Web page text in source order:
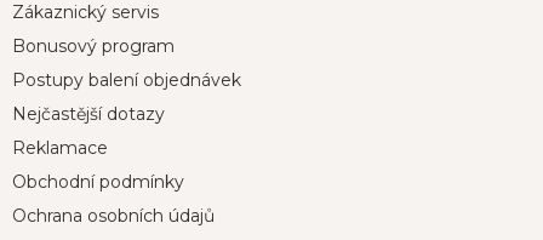
Zákaznický servis
Bonusový program
Postupy balení objednávek
Nejčastější dotazy
Reklamace
Obchodní podmínky
Ochrana osobních údajů